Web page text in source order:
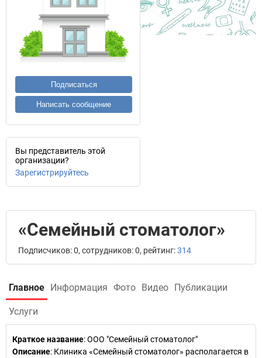
Подписаться
Написать сообщение
Вы представитель этой
организации?
Зарегистрируйтесь
«Семейный стоматолог»
Подписчиков: 0, сотрудников: 0, рейтинг:314
Главное Информация Фото Видео Публикации
Услуги
Краткое название:ООО "Семейный стоматолог"
Описание: Клиника «Семейный стоматолог» располагается в